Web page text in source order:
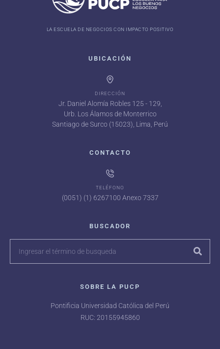
LA ESCUELA DE NEGOCIOS CON IMPACTO POSITIVO
UBICACIÓN
DIRECCIÓN
Jr. Daniel Alomía Robles 125 - 129,
Urb. Los Álamos de Monterrico
Santiago de Surco (15023), Lima, Perú
CONTACTO
TELÉFONO
(0051) (1) 6267100 Anexo 7337
BUSCADOR
SOBRE LA PUCP
Pontificia Universidad Católica del Perú
RUC: 20155945860